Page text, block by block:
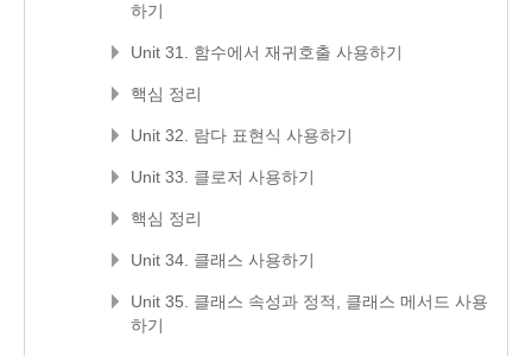
하기
Unit 31. 함수에서 재귀호출 사용하기
핵심 정리
Unit 32. 람다 표현식 사용하기
Unit 33. 클로저 사용하기
핵심 정리
Unit 34. 클래스 사용하기
Unit 35. 클래스 속성과 정적, 클래스 메서드 사용
하기